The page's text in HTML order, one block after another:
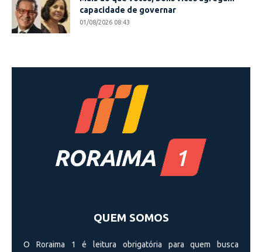
capacidade de governar
01/08/2026 08:43
QUEM SOMOS
O Roraima 1 é leitura obrigatória para quem busca